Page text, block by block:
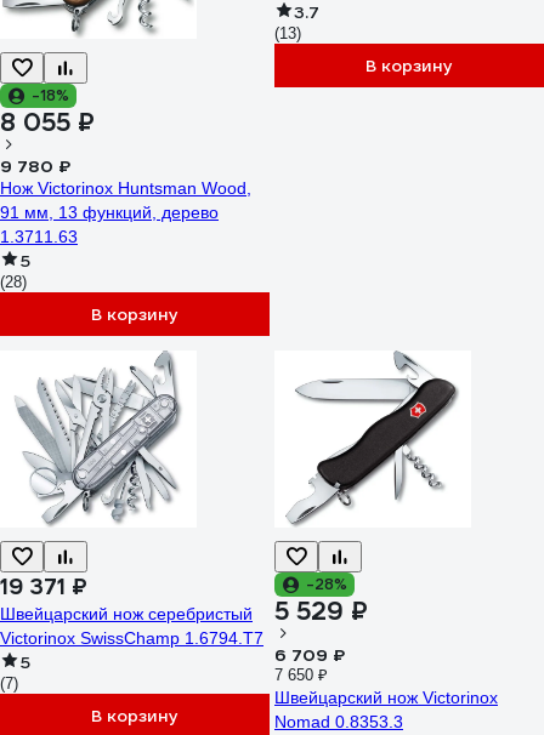
-18%
8 055 ₽
9 780 ₽
Нож Victorinox Huntsman Wood,
91 мм, 13 функций, дерево
1.3711.63
5
(28)
В корзину
3.7
(13)
В корзину
19 371 ₽
Швейцарский нож серебристый
Victorinox SwissChamp 1.6794.T7
5
(7)
В корзину
-28%
5 529 ₽
6 709 ₽
7 650 ₽
Швейцарский нож Victorinox
Nomad 0.8353.3